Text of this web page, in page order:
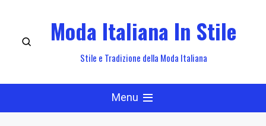
content
Moda Italiana In Stile
Stile e Tradizione della Moda Italiana
Menu